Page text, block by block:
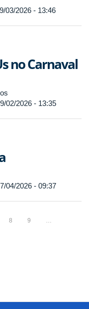
03/2026 - 13:46
no Carnaval
02/2026 - 13:35
04/2026 - 09:37
8 9 …